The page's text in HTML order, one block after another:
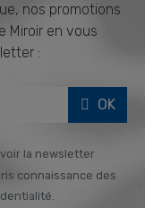
nos promotions
Miroir en vous
:
OK
la newsletter
connaissance des